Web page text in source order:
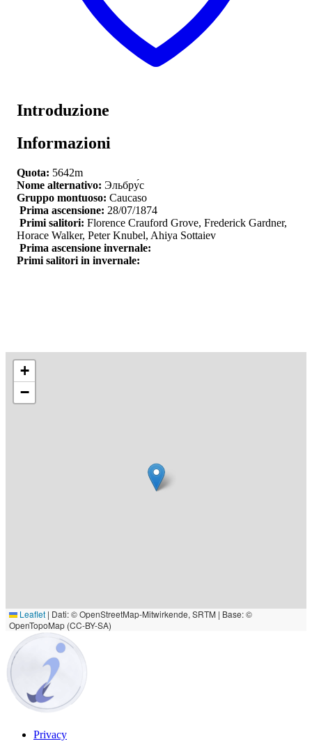
Introduzione
Informazioni
Quota: 5642m
Nome alternativo: Эльбру́с
Gruppo montuoso: Caucaso
Prima ascensione: 28/07/1874
Primi salitori: Florence Crauford Grove, Frederick Gardner,
Horace Walker, Peter Knubel, Ahiya Sottaiev
Prima ascensione invernale:
Primi salitori in invernale:
+
−
Leaflet | Dati: © OpenStreetMap-Mitwirkende, SRTM | Base: ©
OpenTopoMap (CC-BY-SA)
Privacy